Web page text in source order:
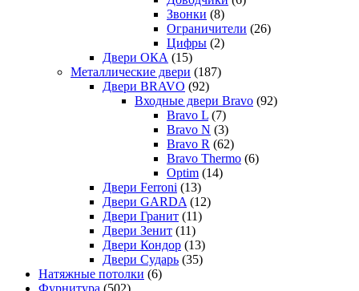
Звонки (8)
Ограничители (26)
Цифры (2)
Двери ОКА (15)
Металлические двери (187)
Двери BRAVO (92)
Входные двери Bravo (92)
Bravo L (7)
Bravo N (3)
Bravo R (62)
Bravo Thermo (6)
Optim (14)
Двери Ferroni (13)
Двери GARDA (12)
Двери Гранит (11)
Двери Зенит (11)
Двери Кондор (13)
Двери Сударь (35)
Натяжные потолки (6)
Фурнитура (502)